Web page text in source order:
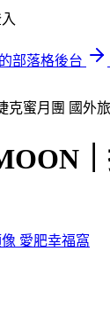
部落格後台
克蜜月團 國外
愛肥幸福窩